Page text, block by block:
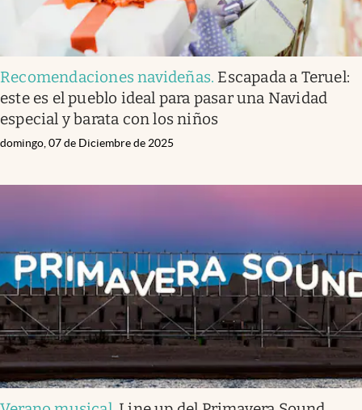
Recomendaciones navideñas. Escapada a Teruel:
este es el pueblo ideal para pasar una Navidad
especial y barata con los niños
domingo, 07 de Diciembre de 2025